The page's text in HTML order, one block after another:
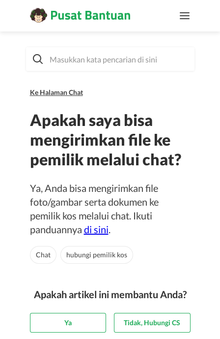
Ke Halaman Chat
Apakah saya bisa
mengirimkan file ke
pemilik melalui chat?
Ya, Anda bisa mengirimkan file
foto/gambar serta dokumen ke
pemilik kos melalui chat. Ikuti
panduannya di sini.
Chat hubungi pemilik kos
Apakah artikel ini membantu Anda?
Ya Tidak, Hubungi CS